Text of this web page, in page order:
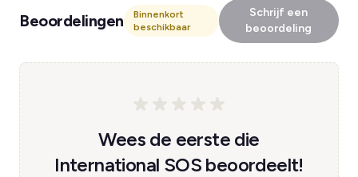
Beoordelingen
Binnenkort
beschikbaar
Schrijf een
beoordeling
Wees de eerste die
International SOS beoordeelt!